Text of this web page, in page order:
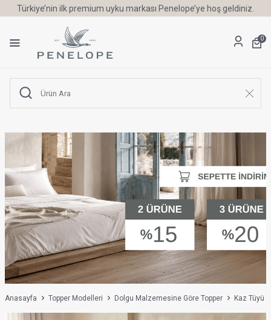
Türkiye’nin ilk premium uyku markası Penelope’ye hoş geldiniz.
0
Anasayfa Topper Modelleri Dolgu Malzemesine Göre Topper Kaz Tüyü